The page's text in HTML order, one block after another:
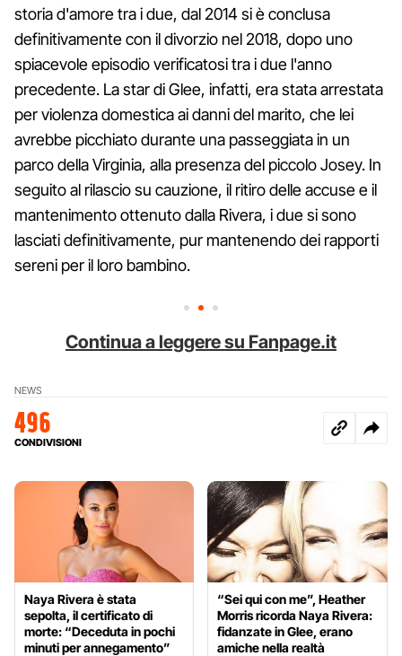
storia d'amore tra i due, dal 2014 si è conclusa
definitivamente con il divorzio nel 2018, dopo uno
spiacevole episodio verificatosi tra i due l'anno
precedente. La star di Glee, infatti, era stata arrestata
per violenza domestica ai danni del marito, che lei
avrebbe picchiato durante una passeggiata in un
parco della Virginia, alla presenza del piccolo Josey. In
seguito al rilascio su cauzione, il ritiro delle accuse e il
mantenimento ottenuto dalla Rivera, i due si sono
lasciati definitivamente, pur mantenendo dei rapporti
sereni per il loro bambino.
Continua a leggere su Fanpage.it
NEWS
496
CONDIVISIONI
Naya Rivera è stata
sepolta, il certificato di
morte: “Deceduta in pochi
minuti per annegamento”
“Sei qui con me”, Heather
Morris ricorda Naya Rivera:
fidanzate in Glee, erano
amiche nella realtà